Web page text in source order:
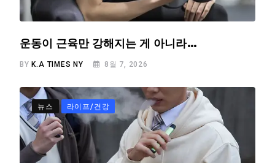
운동이 근육만 강해지는 게 아니라…
BY K.A TIMES NY 8월 7, 2026
뉴스 라이프/건강